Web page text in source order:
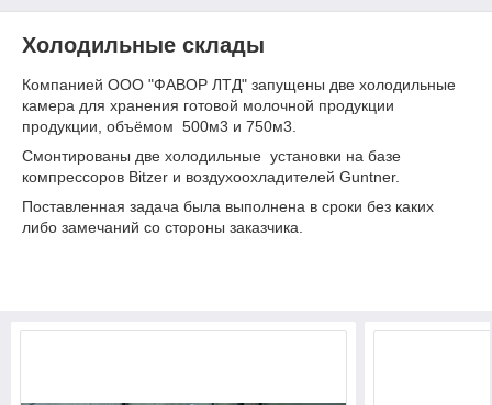
Холодильные склады
Компанией ООО "ФАВОР ЛТД" запущены две холодильные
камера для хранения готовой молочной продукции
продукции, объёмом 500м3 и 750м3.
Смонтированы две холодильные установки на базе
компрессоров Bitzer и воздухоохладителей Guntner.
Поставленная задача была выполнена в сроки без каких
либо замечаний со стороны заказчика.